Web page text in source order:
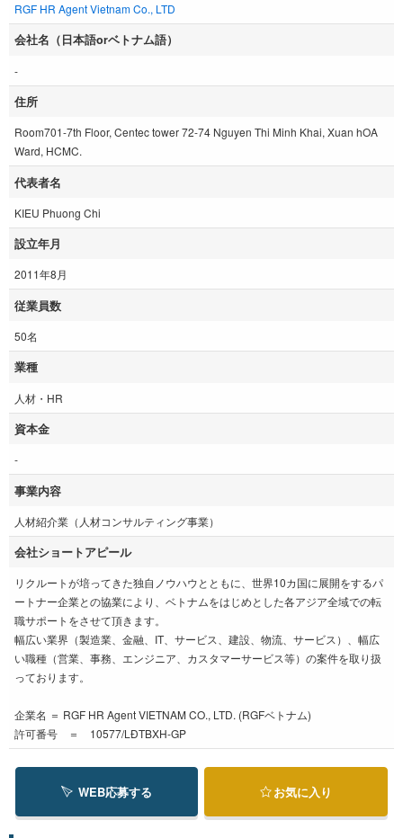
RGF HR Agent Vietnam Co., LTD
会社名（日本語orベトナム語）
-
住所
Room701-7th Floor, Centec tower 72-74 Nguyen Thi Minh Khai, Xuan hOA
Ward, HCMC.
代表者名
KIEU Phuong Chi
設立年月
2011年8月
従業員数
50名
業種
人材・HR
資本金
‐
事業内容
人材紹介業（人材コンサルティング事業）
会社ショートアピール
リクルートが培ってきた独自ノウハウとともに、世界10カ国に展開をするパ
ートナー企業との協業により、ベトナムをはじめとした各アジア全域での転
職サポートをさせて頂きます。
幅広い業界（製造業、金融、IT、サービス、建設、物流、サービス）、幅広
い職種（営業、事務、エンジニア、カスタマーサービス等）の案件を取り扱
っております。
企業名 ＝ RGF HR Agent VIETNAM CO., LTD. (RGFベトナム)
許可番号 ＝ 10577/LĐTBXH-GP
WEB応募する お気に入り